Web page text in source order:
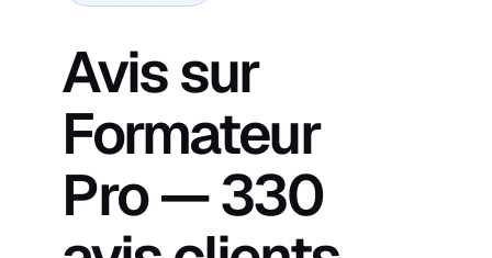
Avis sur
Formateur
Pro — 330